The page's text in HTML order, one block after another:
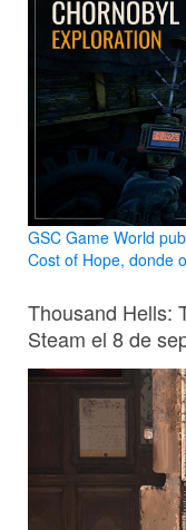
GSC Game World
Cost of Hope, donde
Thousand Hells:
Steam el 8 de